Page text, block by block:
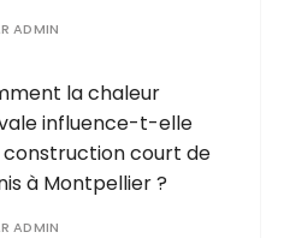
ADMIN
la chaleur
influence-t-elle
construction court de
à Montpellier ?
ADMIN